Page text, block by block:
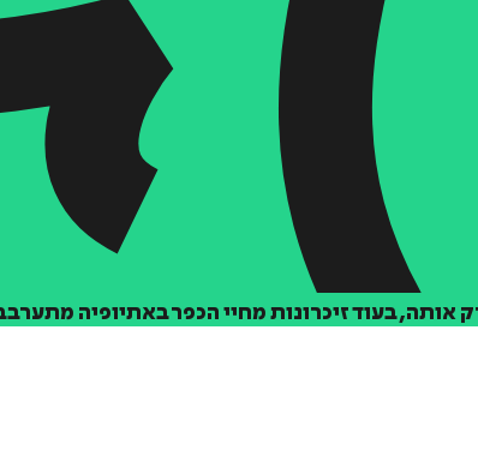
בעוד זיכרונות מחיי הכפר באתיופיה